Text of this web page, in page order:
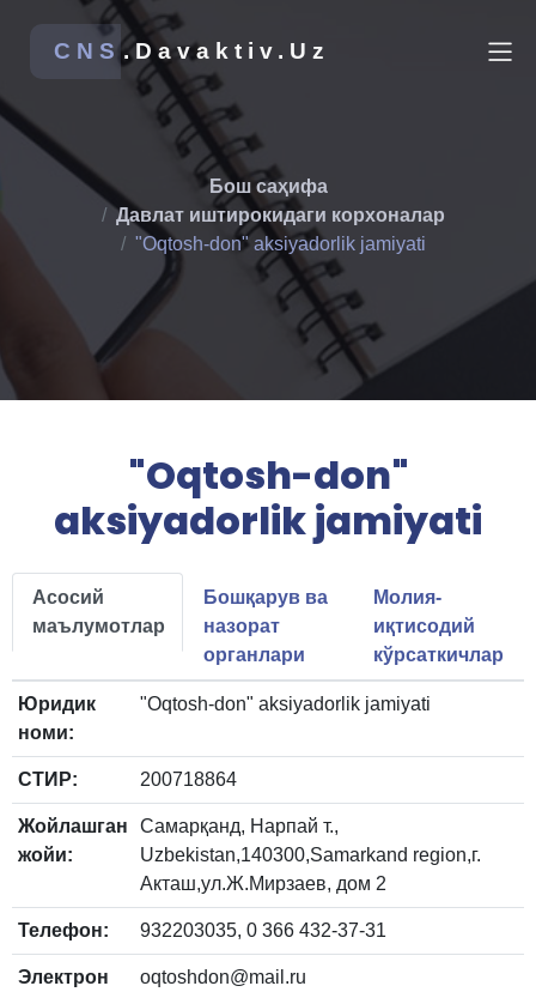
CNS.Davaktiv.Uz
Бош саҳифа
Давлат иштирокидаги корхоналар
"Oqtosh-don" aksiyadorlik jamiyati
"Oqtosh-don"
aksiyadorlik jamiyati
Асосий
маълумотлар
Бошқарув ва
назорат
органлари
Молия-
иқтисодий
кўрсаткичлар
Юридик
номи:
"Oqtosh-don" aksiyadorlik jamiyati
СТИР: 200718864
Жойлашган
жойи:
Самарқанд, Нарпай т.,
Uzbekistan,140300,Samarkand region,г.
Акташ,ул.Ж.Мирзаев, дом 2
Телефон: 932203035, 0 366 432-37-31
Электрон
oqtoshdon@mail.ru